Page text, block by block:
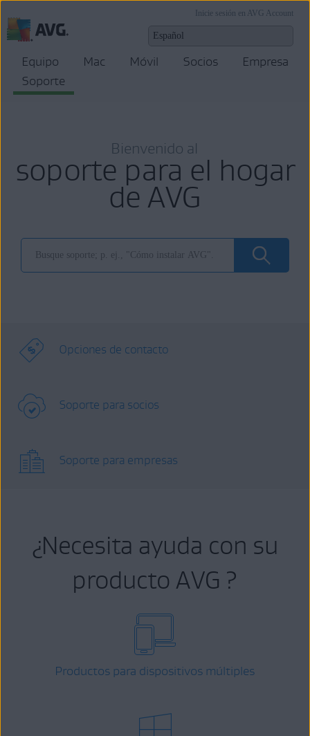
Inicie sesión en AVG Account
Equipo Mac Móvil Socios
Empresa
Soporte
Bienvenido al
soporte para el hogar
de AVG
Opciones de contacto
Soporte para socios
Soporte para empresas
¿Necesita ayuda con su
producto AVG ?
Productos para dispositivos múltiples